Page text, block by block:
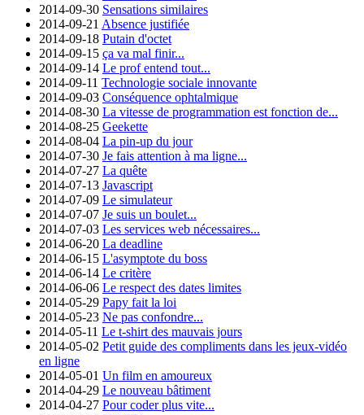
2014-09-30 Sensations similaires
2014-09-21 Absence justifiée
2014-09-18 Putain d'octet
2014-09-15 ça va mal finir...
2014-09-14 Le prof entend tout...
2014-09-11 Technologie sociale innovante
2014-09-03 Conséquence ophtalmique
2014-08-30 La vitesse de programmation est fonction de...
2014-08-25 Geekette
2014-08-04 La pin-up du jour
2014-07-30 Je fais attention à ma ligne...
2014-07-27 La quête
2014-07-13 Javascript
2014-07-09 Le simulateur
2014-07-07 Je suis un boulet...
2014-07-03 Les services web nécessaires...
2014-06-20 La deadline
2014-06-15 L'asymptote du boss
2014-06-14 Le critère
2014-06-06 Le respect des dates limites
2014-05-29 Papy fait la loi
2014-05-23 Ne pas confondre...
2014-05-11 Le t-shirt des mauvais jours
2014-05-02 Petit guide des compliments dans les jeux-vidéo
en ligne
2014-05-01 Un film en amoureux
2014-04-29 Le nouveau bâtiment
2014-04-27 Pour coder plus vite...